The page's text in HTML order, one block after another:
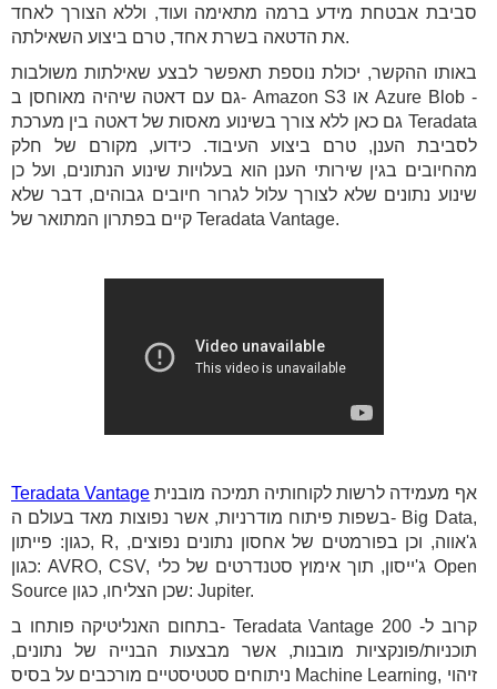
סביבת אבטחת מידע ברמה מתאימה ועוד, וללא הצורך לאחד
את הדטאה בשרת אחד, טרם ביצוע השאילתה.
באותו ההקשר, יכולת נוספת תאפשר לבצע שאילתות משולבות
גם עם דאטה שיהיה מאוחסן ב- Amazon S3 או Azure Blob -
גם כאן ללא צורך בשינוע מאסות של דאטה בין מערכת Teradata
לסביבת הענן, טרם ביצוע העיבוד. כידוע, מקורם של חלק
מהחיובים בגין שירותי הענן הוא בעלויות שינוע הנתונים, ועל כן
שינוע נתונים שלא לצורך עלול לגרור חיובים גבוהים, דבר שלא
קיים בפתרון המתואר של Teradata Vantage.
Teradata Vantage אף מעמידה לרשות לקוחותיה תמיכה מובנית
בשפות פיתוח מודרניות, אשר נפוצות מאד בעולם ה- Big Data,
כגון: פייתון, R, ג'אווה, וכן בפורמטים של אחסון נתונים נפוצים,
כגון: AVRO, CSV, ג'ייסון, תוך אימוץ סטנדרטים של כלי Open
Source שכן הצליחו, כגון: Jupiter.
בתחום האנליטיקה פותחו ב- Teradata Vantage קרוב ל- 200
תוכניות/פונקציות מובנות, אשר מבצעות הבנייה של נתונים,
ניתוחים סטטיסטיים מורכבים על בסיס Machine Learning, זיהוי